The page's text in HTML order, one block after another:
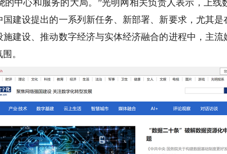
中心和服务的大局。”光明网相关负责人表示，上
建设提出的一系列新任务、新部署、新要求，尤其
建设、推动数字经济与实体经济融合的进程中，主
。